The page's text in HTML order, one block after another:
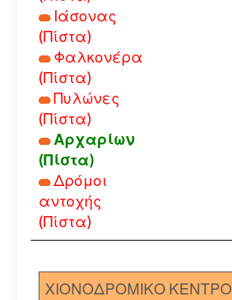
Ιάσονας
(Πίστα)
Φαλκονέρα
(Πίστα)
Πυλώνες
(Πίστα)
Αρχαρίων
(Πίστα)
Δρόμοι
αντοχής
(Πίστα)
ΧΙΟΝΟΔΡΟΜΙΚΟ ΚΕΝΤΡΟ